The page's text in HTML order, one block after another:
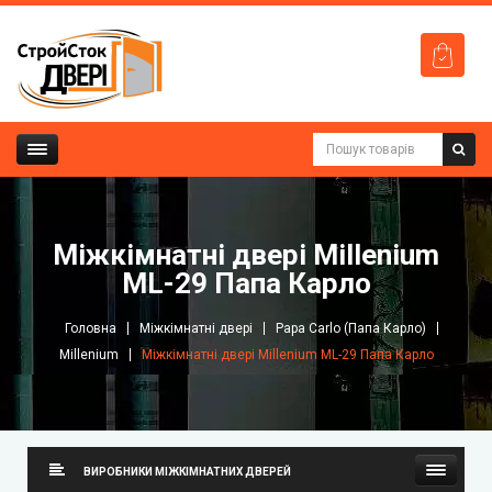
Міжкімнатні двері Millenium
ML-29 Папа Карло
Головна Міжкімнатні двері
Papa Carlo (Папа Карло)
Millenium
Міжкімнатні двері Millenium ML-29 Папа Карло
ВИРОБНИКИ МІЖКІМНАТНИХ ДВЕРЕЙ